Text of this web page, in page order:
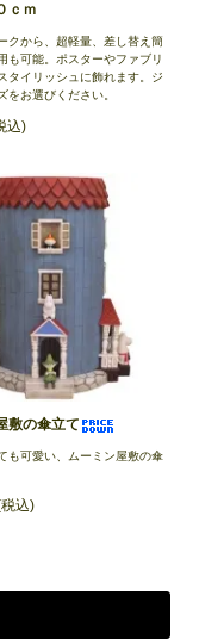
ｃｍ
クから、超軽量、差し替え簡
も可能。ポスターやファブリ
タイリッシュに飾れます。ジ
をお選びください。
込)
敷の傘立て
も可愛い、ムーミン屋敷の傘
込)